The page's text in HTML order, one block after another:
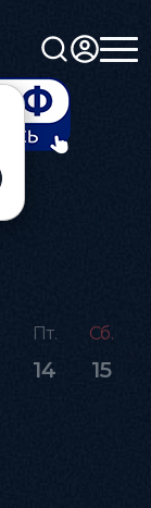
Пт.
14
Сб.
15